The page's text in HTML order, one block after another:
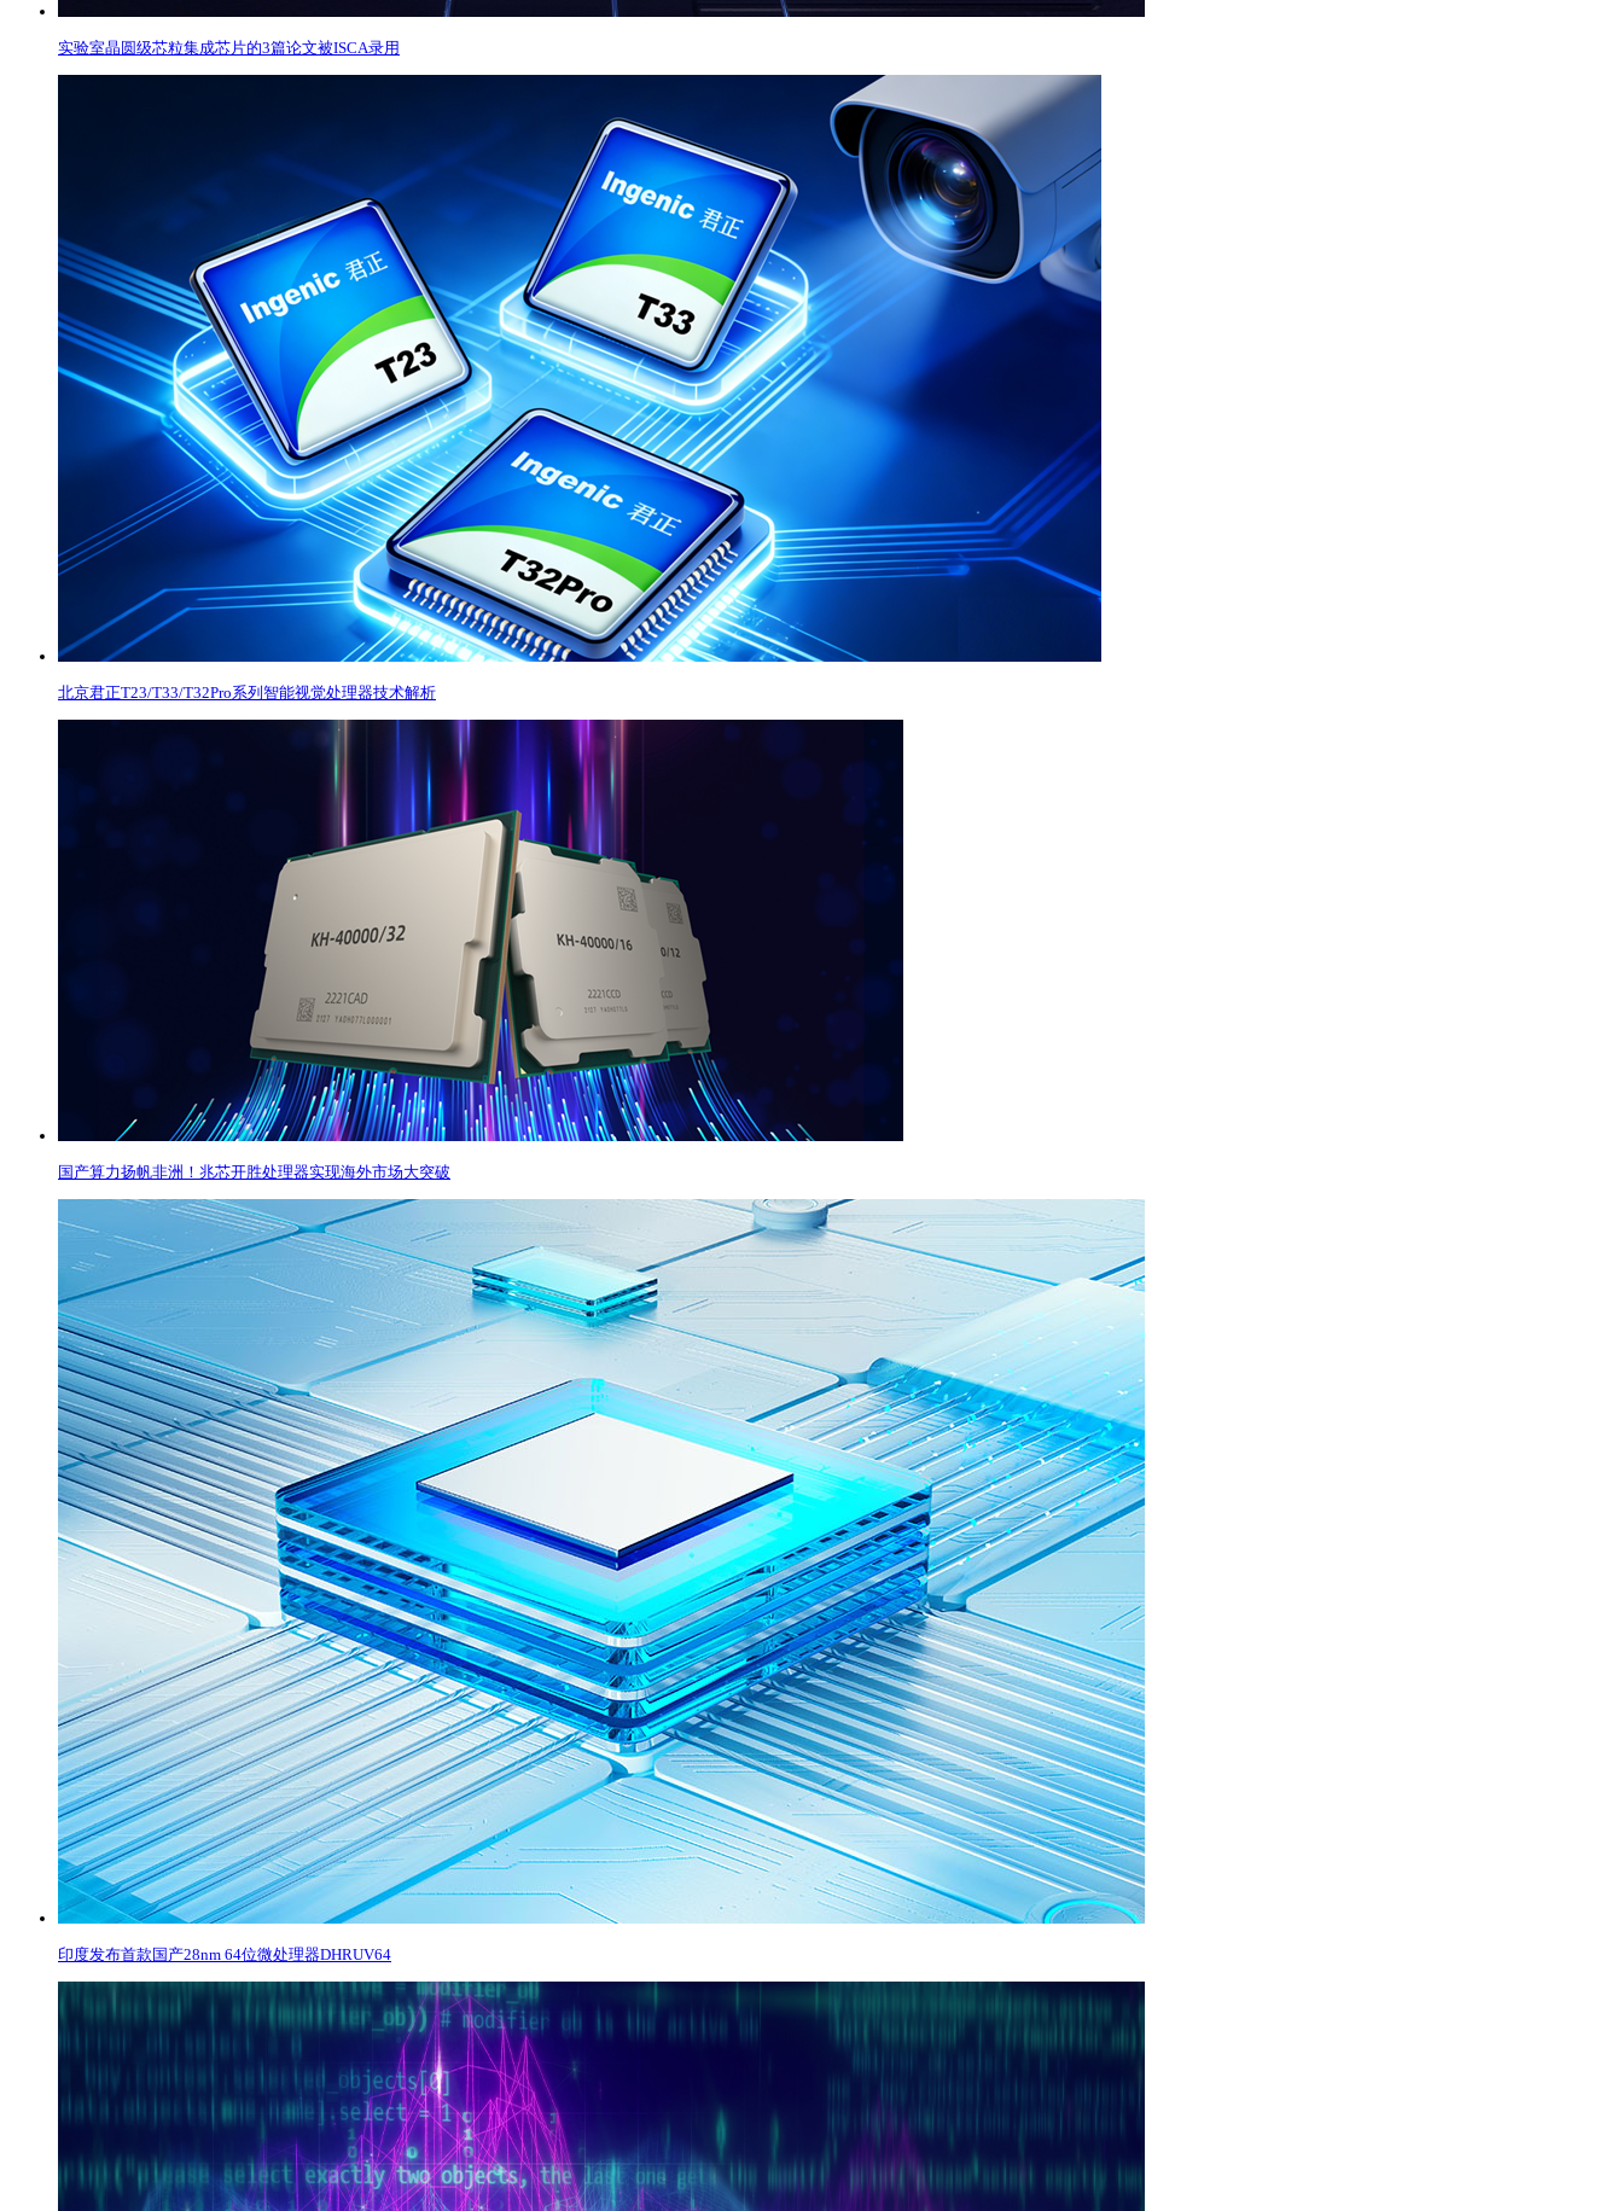
实验室晶圆级芯粒集成芯片的3篇论文被ISCA录用
北京君正T23/T33/T32Pro系列智能视觉处理器技术解析
国产算力扬帆非洲！兆芯开胜处理器实现海外市场大突破
印度发布首款国产28nm 64位微处理器DHRUV64